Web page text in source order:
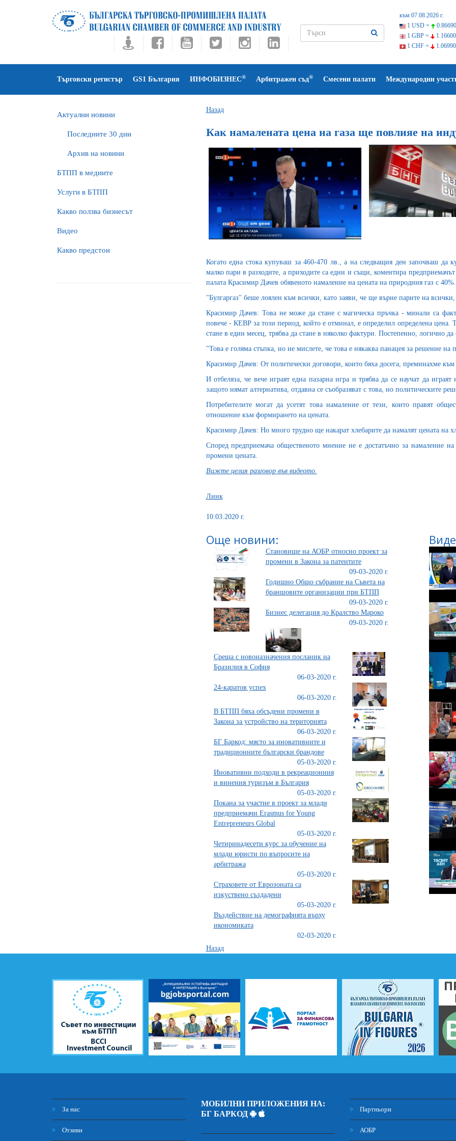
към 07.08.2026 г.
1 USD =
1 GBP =
1 CHF =
Търговски регистър GS1 България ИНФОБИЗНЕС® Арбитражен съд® Смесени палати Международни
Актуални новини
Последните 30 дни
Архив на новини
БTПП в медиите
Услуги в БТПП
Какво ползва бизнесът
Видео
Какво предстои
Назад
Как намалената цена на газа ще повлияе на
Когато една стока купуваш за 460-470 лв., а на следващия ден започваш
малко пари в разходите, а приходите са едни и същи, коментира
палата Красимир Дачев обявеното намаление на цената на природния газ с 40%.
"Булгаргаз" беше лоялен към всички, като заяви, че ще върне парите на
Красимир Дачев: Това не може да стане с магическа пръчка - минали са
повече - КЕВР за този период, който е отминал, е определил определена
стане в един месец, трябва да стане в няколко фактури. Постепенно, логично да
"Това е голяма стъпка, но не мислете, че това е някаква панацея за решение
Красимир Дачев: От политически договори, които бяха досега, преминахме
И отбеляза, че вече играят една пазарна игра и трябва да се научат да
защото нямат алтернатива, отдавна се съобразяват с това, но политическите
Потребителите могат да усетят това намаление от тези, които правят
отношение към формирането на цената.
Красимир Дачев: Но много трудно ще накарат хлебарите да намалят цената на
Според предприемача общественото мнение не е достатъчно за намаление
промени цената.
Вижте целия разговор във видеото.
Линк
10.03.2020 г.
Още новини:
Становище на АОБР относно проект за
промени в Закона за патентите
09-03-2020 г.
Годишно Общо събрание на Съвета на
браншовите организации при БТПП
09-03-2020 г.
Бизнес делегация до Кралство Мароко
09-03-2020 г.
Среща с новоназначения посланик на
Бразилия в София
06-03-2020 г.
24-каратов успех
06-03-2020 г.
В БТПП бяха обсъдени промени в
Закона за устройство на територията
06-03-2020 г.
БГ Баркод: място за иновативните и
традиционните български брандове
05-03-2020 г.
Иновативни подходи в рекреационния
и винения туризъм в България
05-03-2020 г.
Покана за участие в проект за млади
предприемачи Erasmus for Young
Entrepreneurs Global
05-03-2020 г.
Четиринадесети курс за обучение на
млади юристи по въпросите на
арбитража
05-03-2020 г.
Страховете от Еврозоната са
изкуствено създадени
05-03-2020 г.
Въздействие на демографията върху
икономиката
02-03-2020 г.
Назад
За нас
Отзиви
МОБИЛНИ ПРИЛОЖЕНИЯ НА:
БГ БАРКОД
Партньори
АОБР